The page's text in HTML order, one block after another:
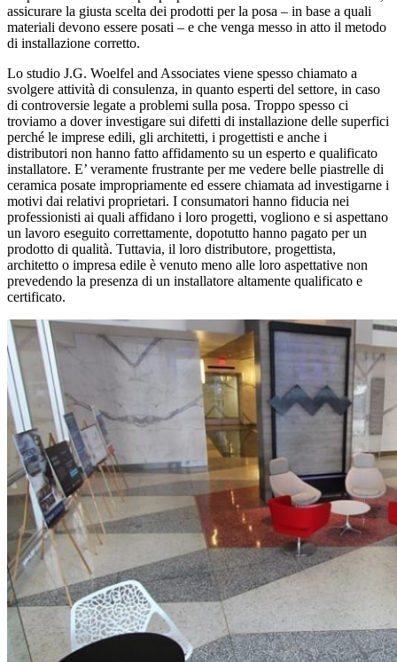
assicurare la giusta scelta dei prodotti per la posa – in base a quali
materiali devono essere posati – e che venga messo in atto il metodo
di installazione corretto.
Lo studio J.G. Woelfel and Associates viene spesso chiamato a
svolgere attività di consulenza, in quanto esperti del settore, in caso
di controversie legate a problemi sulla posa. Troppo spesso ci
troviamo a dover investigare sui difetti di installazione delle superfici
perché le imprese edili, gli architetti, i progettisti e anche i
distributori non hanno fatto affidamento su un esperto e qualificato
installatore. E’ veramente frustrante per me vedere belle piastrelle di
ceramica posate impropriamente ed essere chiamata ad investigarne i
motivi dai relativi proprietari. I consumatori hanno fiducia nei
professionisti ai quali affidano i loro progetti, vogliono e si aspettano
un lavoro eseguito correttamente, dopotutto hanno pagato per un
prodotto di qualità. Tuttavia, il loro distributore, progettista,
architetto o impresa edile è venuto meno alle loro aspettative non
prevedendo la presenza di un installatore altamente qualificato e
certificato.